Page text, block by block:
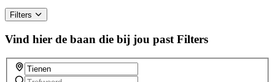
Filters
Vind hier de baan die bij jou past Filters